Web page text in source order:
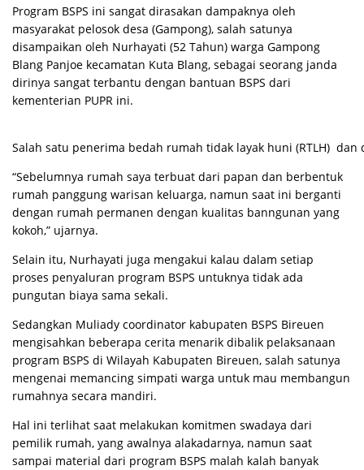
Program BSPS ini sangat dirasakan dampaknya oleh
masyarakat pelosok desa (Gampong), salah satunya
disampaikan oleh Nurhayati (52 Tahun) warga Gampong
Blang Panjoe kecamatan Kuta Blang, sebagai seorang janda
dirinya sangat terbantu dengan bantuan BSPS dari
kementerian PUPR ini.
Salah satu penerima bedah rumah tidak layak huni (RTLH)
“Sebelumnya rumah saya terbuat dari papan dan berbentuk
rumah panggung warisan keluarga, namun saat ini berganti
dengan rumah permanen dengan kualitas banngunan yang
kokoh,” ujarnya.
Selain itu, Nurhayati juga mengakui kalau dalam setiap
proses penyaluran program BSPS untuknya tidak ada
pungutan biaya sama sekali.
Sedangkan Muliady coordinator kabupaten BSPS Bireuen
mengisahkan beberapa cerita menarik dibalik pelaksanaan
program BSPS di Wilayah Kabupaten Bireuen, salah satunya
mengenai memancing simpati warga untuk mau membangun
rumahnya secara mandiri.
Hal ini terlihat saat melakukan komitmen swadaya dari
pemilik rumah, yang awalnya alakadarnya, namun saat
sampai material dari program BSPS malah kalah banyak